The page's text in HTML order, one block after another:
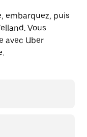
embarquez, puis
Vous
avec Uber